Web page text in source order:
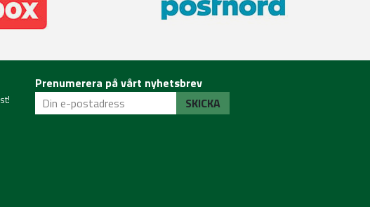
Prenumerera på vårt nyhetsbrev
SKICKA